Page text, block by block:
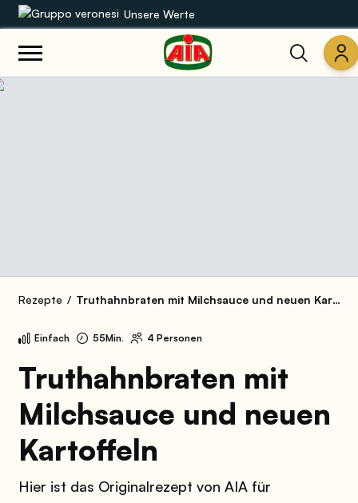
Unsere Werte
Unsere Sortimente
Rezepte Truthahnbraten mit Milchsauce und neuen Kartoffeln
Einfach 55Min. 4 Personen
Truthahnbraten mit
Milchsauce und neuen
Kartoffeln
Hier ist das Originalrezept von AIA für